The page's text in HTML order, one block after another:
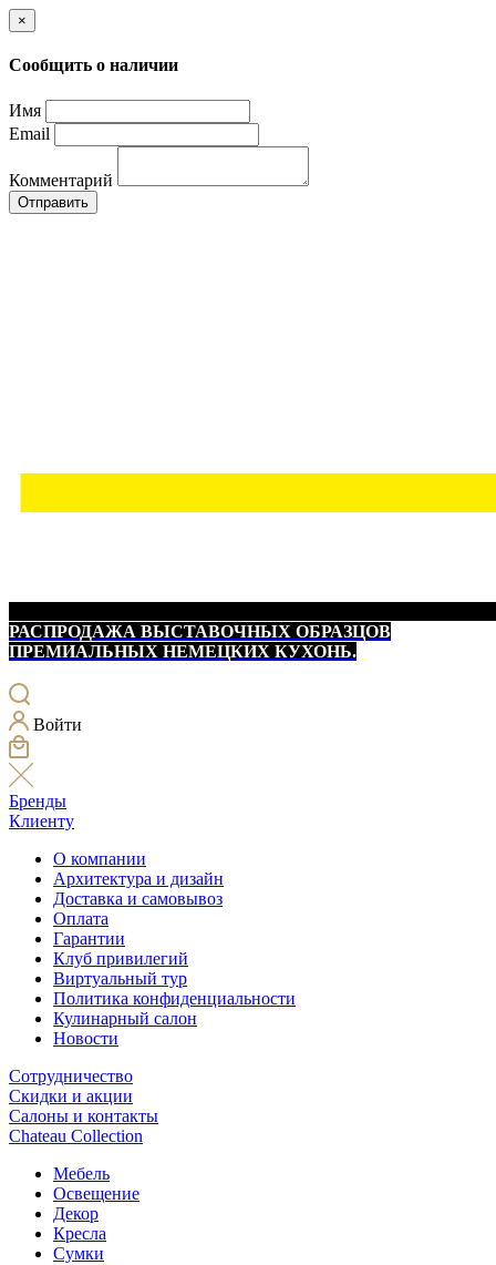
×
Сообщить о наличии
Имя
Email
Комментарий
Отправить
РАСПРОДАЖА ВЫСТАВОЧНЫХ ОБРАЗЦОВ
ПРЕМИАЛЬНЫХ НЕМЕЦКИХ КУХОНЬ.
Войти
Бренды
Клиенту
О компании
Архитектура и дизайн
Доставка и самовывоз
Оплата
Гарантии
Клуб привилегий
Виртуальный тур
Политика конфиденциальности
Кулинарный салон
Новости
Сотрудничество
Скидки и акции
Салоны и контакты
Chateau Collection
Мебель
Освещение
Декор
Кресла
Сумки